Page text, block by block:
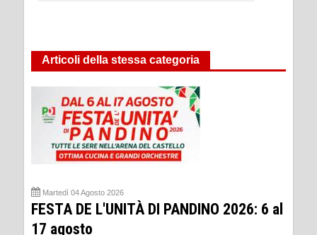
Articoli della stessa categoria
Martedì 04 Agosto 2026
FESTA DE L'UNITÀ DI PANDINO 2026: 6 al
17 agosto